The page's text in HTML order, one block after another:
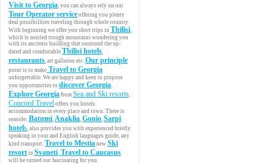
Visit to Georgia, you can always rely on our
Tour Operator service offering you plenty
deal possibilities traveling through whole country.
With beginning we offer you short trips in Tbilisi,
which is nestled trough mountains wondering you
with its ancients building that surround the up-
dated and comfortable Tbilisi hotels,
restaurants, art galleries etc. Our principle
point is to make Travel to Georgia
unforgettable. We are happy and keen to propose
you opportunities to discover Georgia.
Explore Georgia from Sea and Ski resorts.
Concord Travel offers you hotels
accommodation in every place and town. There is
seaside: Batumi, Anaklia, Gonio, Sarpi
hotels, also provides you with experienced briefly
speaking in your and English languages guide, any
kind transport. Travel to Mestia new Ski
resort in Svaneti. Travel to Caucasus
will be turned out fascinating for you.